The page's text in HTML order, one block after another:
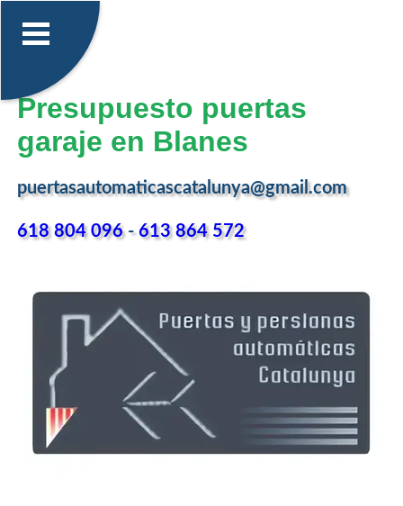
Presupuesto puertas
garaje en Blanes
puertasautomaticascatalunya@gmail.com
618 804 096-613 864 572